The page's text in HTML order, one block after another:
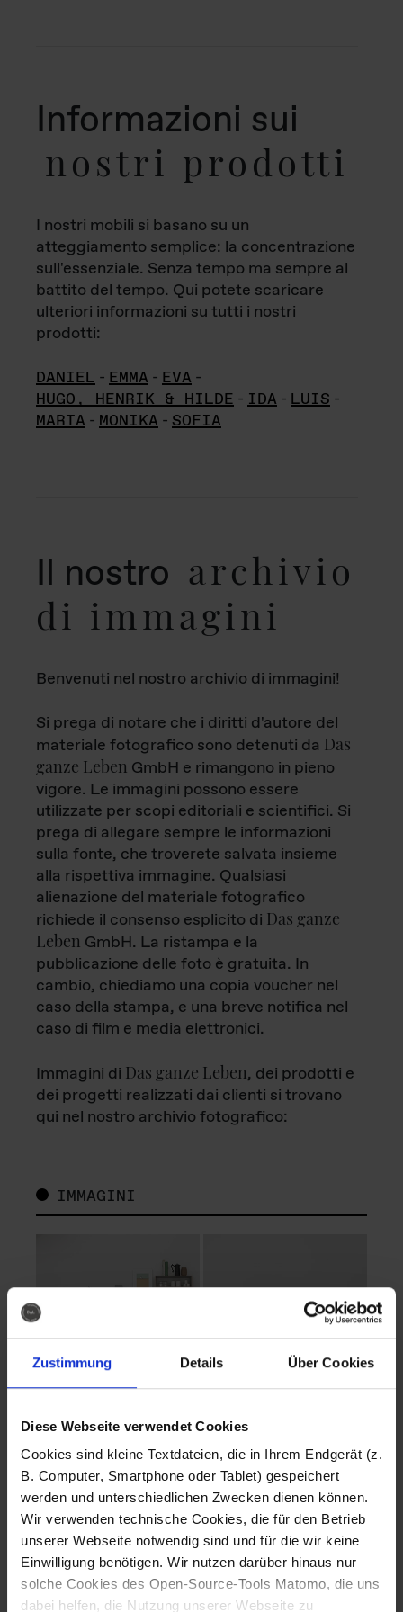
Zustimmung Details Über Cookies
Diese Webseite verwendet Cookies
Cookies sind kleine Textdateien, die in Ihrem Endgerät (z.
B. Computer, Smartphone oder Tablet) gespeichert
werden und unterschiedlichen Zwecken dienen können.
Wir verwenden technische Cookies, die für den Betrieb
unserer Webseite notwendig sind und für die wir keine
Einwilligung benötigen. Wir nutzen darüber hinaus nur
solche Cookies des Open-Source-Tools Matomo, die uns
dabei helfen, die Nutzung unserer Webseite zu
Informazioni sui
nostri prodotti
I nostri mobili si basano su un
atteggiamento semplice: la concentrazione
sull'essenziale. Senza tempo ma sempre al
battito del tempo. Qui potete scaricare
ulteriori informazioni su tutti i nostri
prodotti:
DANIEL - EMMA - EVA -
HUGO, HENRIK & HILDE - IDA - LUIS -
MARTA - MONIKA - SOFIA
Il nostro archivio
di immagini
Benvenuti nel nostro archivio di immagini!
Si prega di notare che i diritti d'autore del
materiale fotografico sono detenuti da Das
ganze Leben GmbH e rimangono in pieno
vigore. Le immagini possono essere
utilizzate per scopi editoriali e scientifici. Si
prega di allegare sempre le informazioni
sulla fonte, che troverete salvata insieme
alla rispettiva immagine. Qualsiasi
alienazione del materiale fotografico
richiede il consenso esplicito di Das ganze
Leben GmbH. La ristampa e la
pubblicazione delle foto è gratuita. In
cambio, chiediamo una copia voucher nel
caso della stampa, e una breve notifica nel
caso di film e media elettronici.
Immagini di Das ganze Leben, dei prodotti e
dei progetti realizzati dai clienti si trovano
qui nel nostro archivio fotografico:
IMMAGINI
Fotografo: Lorenz
Sternbach
Download
Fotografo: Lorenz
Sternbach
Download